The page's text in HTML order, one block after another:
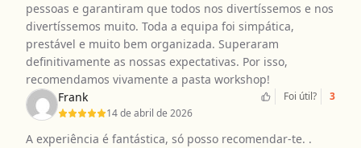
pessoas e garantiram que todos nos divertíssemos e nos
divertíssemos muito. Toda a equipa foi simpática,
prestável e muito bem organizada. Superaram
definitivamente as nossas expectativas. Por isso,
recomendamos vivamente a pasta workshop!
Frank
14 de abril de 2026
Foi útil? 3
A experiência é fantástica, só posso recomendar-te. .